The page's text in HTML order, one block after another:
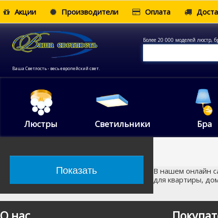
Акции Производители Оплата
Ваша Светлость - весь европейский свет.
Более 20 000 моделей люстр,
Люстры Светильники Бра
В нашем онлайн
для квартиры,